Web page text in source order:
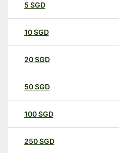
5 SGD
10SGD
20SGD
50SGD
100SGD
250SGD